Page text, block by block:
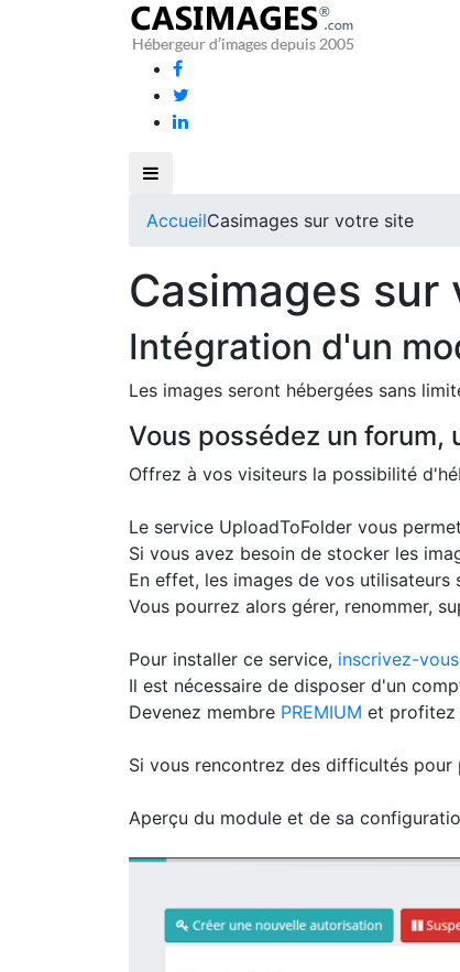
AccueilCasimages sur votre site
Casimages sur
Intégration d'un
Les images seront hébergées sans
Vous possédez un forum,
Offrez à vos visiteurs la possibilité
Le service UploadToFolder vous
Si vous avez besoin de stocker les
En effet, les images de vos
Vous pourrez alors gérer, renommer,
Pour installer ce service, inscrivez-vous
Il est nécessaire de disposer d'un
Devenez membre PREMIUM et profitez
Si vous rencontrez des difficultés
Aperçu du module et de sa